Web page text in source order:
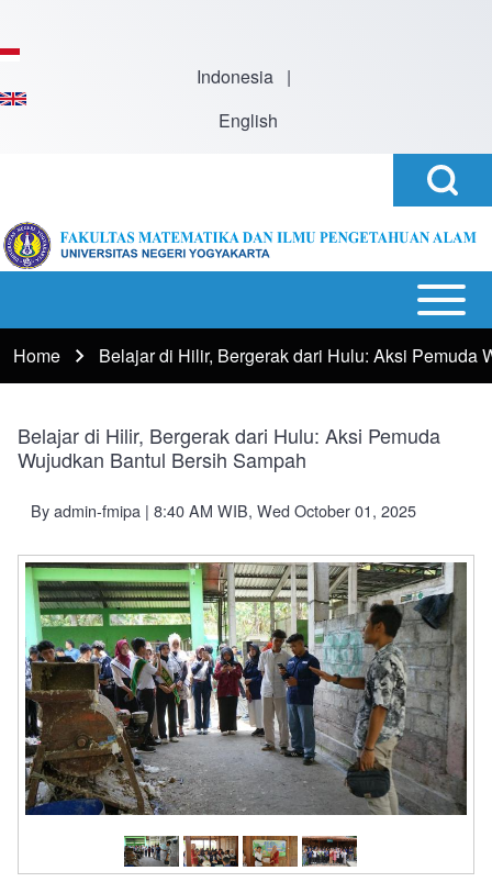
Indonesia |
English
Search
Block
navigation
Open or
Close
horizontal
Menu
Breadcrumb
Home Belajar di Hilir, Bergerak dari Hulu: Aksi Pemuda
Belajar di Hilir, Bergerak dari Hulu: Aksi Pemuda
Wujudkan Bantul Bersih Sampah
Byadmin-fmipa | 8:40 AM WIB, Wed October 01, 2025